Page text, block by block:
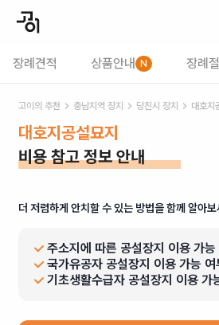
장례견적 상품안내 N 장례
고이의 추천 충남지역 장지 당진시 장지 대호지
대호지공설묘지
비용 참고 정보 안내
더 저렴하게 안치할 수 있는 방법을 함께 알아보
주소지에 따른 공설장지 이용 가능
국가유공자 공설장지 이용 가능 여
기초생활수급자 공설장지 이용 가